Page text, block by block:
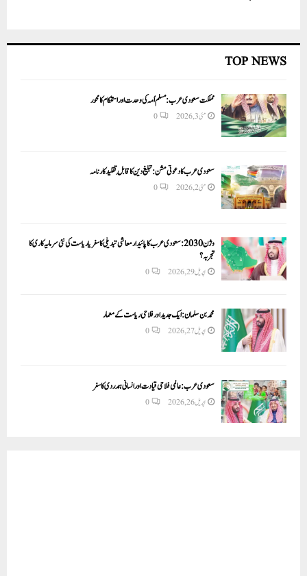
TOP NEWS
مملکت سعودی عرب: مسلم اُمہ کی وحدت اور استحکام کا محور
مئی 3, 2026 0
سعودی عرب کا دعوتی مشن: تبلیغ دین کا قابلِ تقلید کارنامہ
مئی 2, 2026 0
وژن 2030:سعودی عرب کا پائیدار معاشی تبدیلی کا سفر یا ریاست کی نئی سرمایہ کاری کا
تجربہ؟
اپریل 29, 2026 0
محمد بن سلمان: ایک جدید اور فلاحی ریاست کے معمار
اپریل 27, 2026 0
سعودی عرب: عالمی فلاحی قیادت اور انسانی ہمدردی کا سفر
اپریل 26, 2026 0